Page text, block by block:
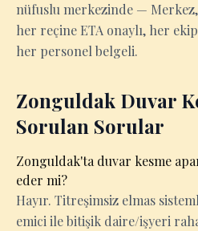
nüfuslu merkezinde —
her reçine ETA onaylı, her
her personel belgeli.
Zonguldak Duvar
Sorulan Sorular
Zonguldak'ta duvar kesme
eder mi?
Hayır. Titreşimsiz elmas
emici ile bitişik daire/işyeri